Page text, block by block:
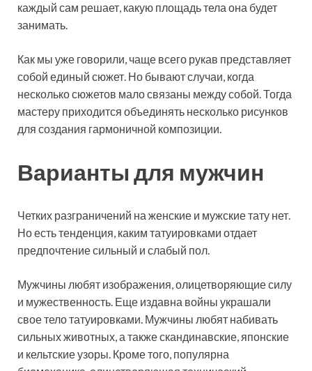
каждый сам решает, какую площадь тела она будет
занимать.
Как мы уже говорили, чаще всего рукав представляет
собой единый сюжет. Но бывают случаи, когда
несколько сюжетов мало связаны между собой. Тогда
мастеру приходится объединять несколько рисунков
для создания гармоничной композиции.
Варианты для мужчин
Четких разграничений на женские и мужские тату нет.
Но есть тенденция, каким татуировками отдает
предпочтение сильный и слабый пол.
Мужчины любят изображения, олицетворяющие силу
и мужественность. Еще издавна войны украшали
свое тело татуировками. Мужчины любят набивать
сильных животных, а также скандинавские, японские
и кельтские узоры. Кроме того, популярна